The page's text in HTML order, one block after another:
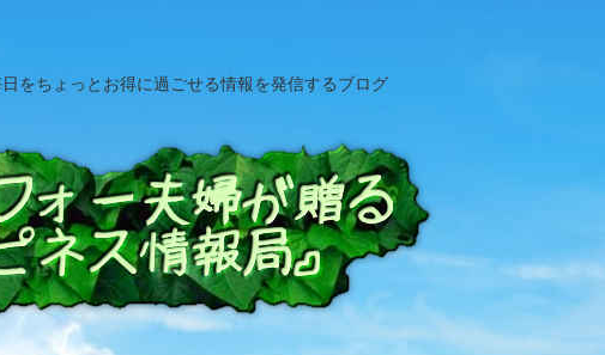
をちょっとお得に過ごせる情報を発信するブログ